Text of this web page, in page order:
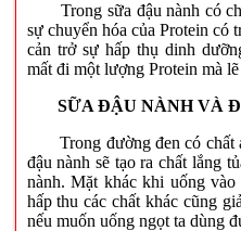
Trong sữa đậu nành có
sự chuyển hóa của Protein có
cản trở sự hấp thụ dinh
mất đi một lượng Protein mà
SỮA ĐẬU NÀNH VÀ
Trong đường đen có chất
đậu nành sẽ tạo ra chất lắng
nành. Mặt khác khi uống
hấp thu các chất khác cũng
nếu muốn uống ngọt ta dùng